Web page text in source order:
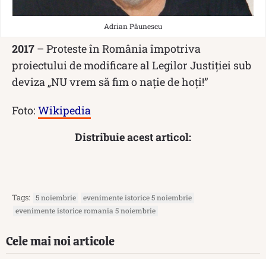
Adrian Păunescu
2017 – Proteste în România împotriva
proiectului de modificare al Legilor Justiției sub
deviza „NU vrem să fim o nație de hoți!”
Foto: Wikipedia
Distribuie acest articol:
Tags: 5 noiembrie
evenimente istorice 5 noiembrie
evenimente istorice romania 5 noiembrie
Cele mai noi articole